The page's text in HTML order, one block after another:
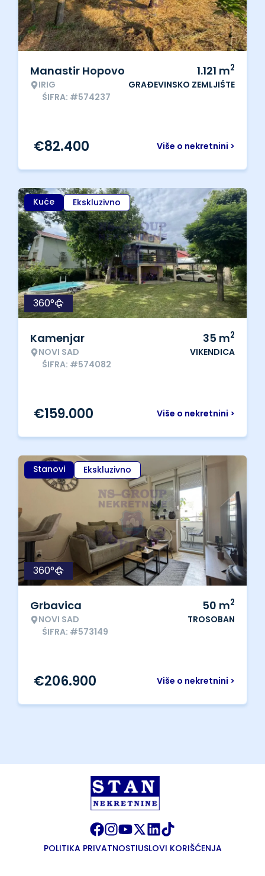
Manastir Hopovo
IRIG
ŠIFRA: #574237
1.121 m2
GRAĐEVINSKO ZEMLJIŠTE
Više o nekretnini >
€82.400
Kuće Ekskluzivno
360°
Kamenjar
NOVI SAD
ŠIFRA: #574082
35 m2
VIKENDICA
Više o nekretnini >
€159.000
Stanovi Ekskluzivno
360°
Grbavica
NOVI SAD
ŠIFRA: #573149
50 m2
TROSOBAN
Više o nekretnini >
€206.900
POLITIKA PRIVATNOSTIUSLOVI KORIŠĆENJA